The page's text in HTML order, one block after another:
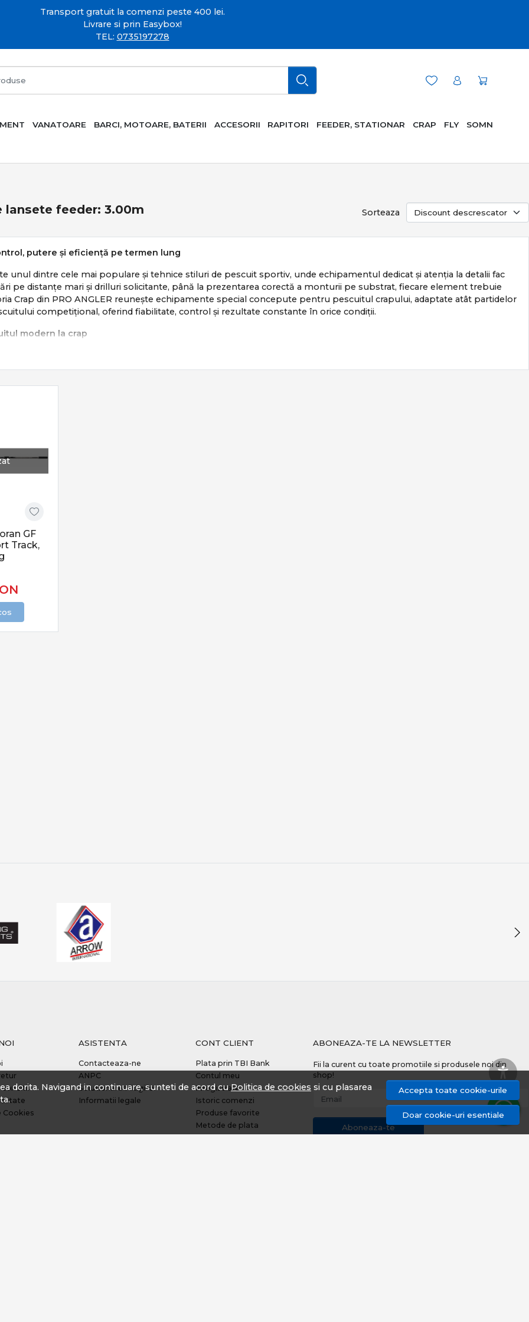
Transport gratuit la comenzi peste 400 lei.
Livrare si prin Easybox!
TEL: 0735197278
VANATOARE BARCI, MOTOARE, BATERII ACCESORII RAPITORI FEEDER, STATIONAR CRAP FLY SOMN
lansete feeder: 3.00m Sorteaza
putere și eficiență pe termen lung
unul dintre cele mai populare și tehnice stiluri de pescuit sportiv, unde echipamentul dedicat și atenția la detalii fac
pe distanțe mari și drilluri solicitante, până la prezentarea corectă a monturii pe substrat, fiecare element trebuie
Crap din PRO ANGLER reunește echipamente special concepute pentru pescuitul crapului, adaptate atât partidelor
competițional, oferind fiabilitate, control și rezultate constante în orice condiții.
modern la crap
pe:
repetabile
pentru pescuitul la crap
– frâne precise și tamburi long cast
și prezentare corectă
hangere
uri, buzz bari
în drill
crap sunt concepute pentru:
asigură sustenabilitatea
ANGLER include produse care respectă aceste principii.
PRO ANGLER
echilibru între putere, control și precizie. Alegerea echipamentelor potrivite îți oferă încredere, eficiență și
GF
Track,
dorita. Navigand in continuare, sunteti de acord cuPolitica de cookies si cu plasarea
Accepta toate cookie-urile
Doar cookie-uri esentiale
conditii
Cookies
ASISTENTA
Contacteaza-ne
ANPC
Solutionarea litigiilor
Informatii legale
CONT CLIENT
Plata prin TBI Bank
Contul meu
Inregistrare
Istoric comenzi
Produse favorite
Metode de plata
ABONEAZA-TE LA NEWSLETTER
Fii la curent cu toate promotiile si produsele noi din
shop!
Email
Aboneaza-te